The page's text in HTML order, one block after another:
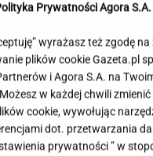
MATERIAŁ PROMOCYJNY
Wakacyjne aktywności a
warto pamiętać, by
MATERIAŁ PROMOCYJNY
MACIEK
KUCHARCZYK
JAKUB
BALCERSKI
Prywatności Agora S.A.
wyrażasz też zgodę
plików cookie Gazeta.pl
i Agora S.A. na
w każdej chwili
cookie, wywołując
dot. przetwarzania
prywatności ” w